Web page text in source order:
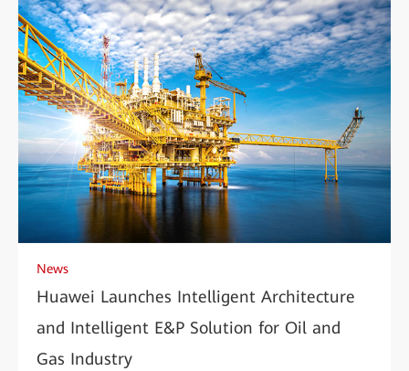
News
Huawei Launches Intelligent Architecture
and Intelligent E&P Solution for Oil and
Gas Industry